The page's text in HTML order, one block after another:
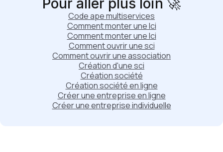
Pour aller plus loin 🚀
Code ape multiservices
Comment monter une lci
Comment monter une lci
Comment ouvrir une sci
Comment ouvrir une association
Création d'une sci
Création société
Création société en ligne
Créer une entreprise en ligne
Créer une entreprise individuelle